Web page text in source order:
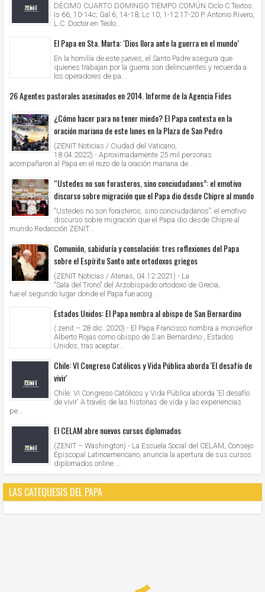
DÉCIMO CUARTO DOMINGO TIEMPO COMÚN Ciclo C Textos:
Is 66, 10-14c; Gal 6, 14-18; Lc 10, 1-12.17-20 P. Antonio Rivero,
L.C. Doctor en Teolo...
El Papa en Sta. Marta: ‘Dios llora ante la guerra en el mundo’
En la homilía de este jueves, el Santo Padre asegura que
quienes trabajan por la guerra son delincuentes y recuerda a
los operadores de pa...
26 Agentes pastorales asesinados en 2014. Informe de la Agencia Fides
¿Cómo hacer para no tener miedo? El Papa contesta en la
oración mariana de este lunes en la Plaza de San Pedro
(ZENIT Noticias / Ciudad del Vaticano,
18.04.2022).- Aproximadamente 25 mil personas
acompañaron al Papa en el rezo de la oración mariana de...
“Ustedes no son forasteros, sino conciudadanos”: el emotivo
discurso sobre migración que el Papa dio desde Chipre al mundo
“Ustedes no son forasteros, sino conciudadanos”: el emotivo
discurso sobre migración que el Papa dio desde Chipre al
mundo Redacción ZENIT...
Comunión, sabiduría y consolación: tres reflexiones del Papa
sobre el Espíritu Santo ante ortodoxos griegos
(ZENIT Noticias / Atenas, 04.12.2021).- La
“Sala del Trono” del Arzobispado ortodoxo de Grecia,
fue el segundo lugar donde el Papa fue acog...
Estados Unidos: El Papa nombra al obispo de San Bernardino
( zenit – 28 dic. 2020).- El Papa Francisco nombra a monseñor
Alberto Rojas como obispo de S an Bernardino , Estados
Unidos, tras aceptar...
Chile: VI Congreso Católicos y Vida Pública aborda 'El desafío de
vivir'
Chile: VI Congreso Católicos y Vida Pública aborda 'El desafío
de vivir' A través de las historias de vida y las experiencias
pe...
El CELAM abre nuevos cursos diplomados
(ZENIT – Washington).- La Escuela Social del CELAM, Consejo
Episcopal Latinoamericano, anuncia la apertura de sus cursos
diplomados online ...
LAS CATEQUESIS DEL PAPA